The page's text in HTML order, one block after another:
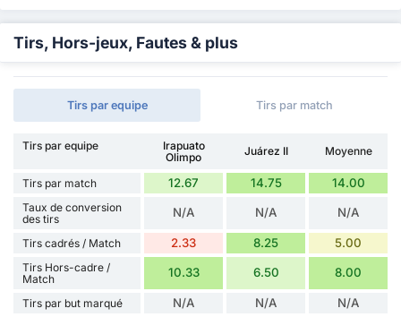
Tirs, Hors-jeux, Fautes & plus
Tirs par equipe Tirs par match
Tirs par equipe
Irapuato
Olimpo
Juárez II Moyenne
Tirs par match 12.67 14.75 14.00
Taux de conversion
des tirs
N/A N/A N/A
Tirs cadrés / Match 2.33 8.25 5.00
Tirs Hors-cadre /
Match
10.33 6.50 8.00
Tirs par but marqué N/A N/A N/A